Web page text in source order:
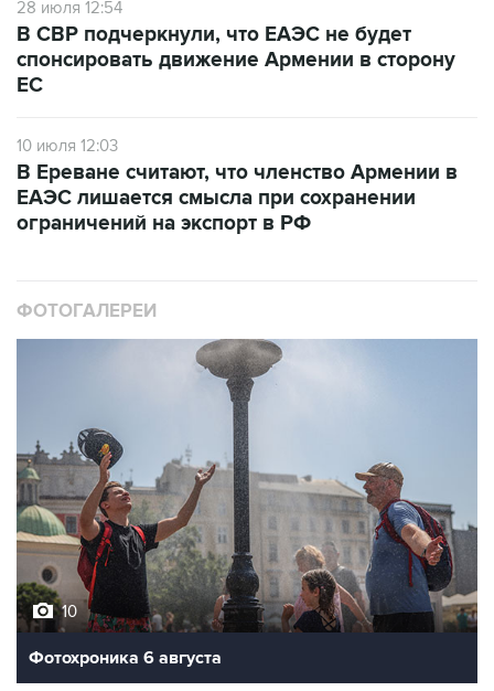
спонсировать движение Армении в сторону
ЕС
ЕАЭС лишается смысла при сохранении
ограничений на экспорт в РФ
Фотохроника 6 августа